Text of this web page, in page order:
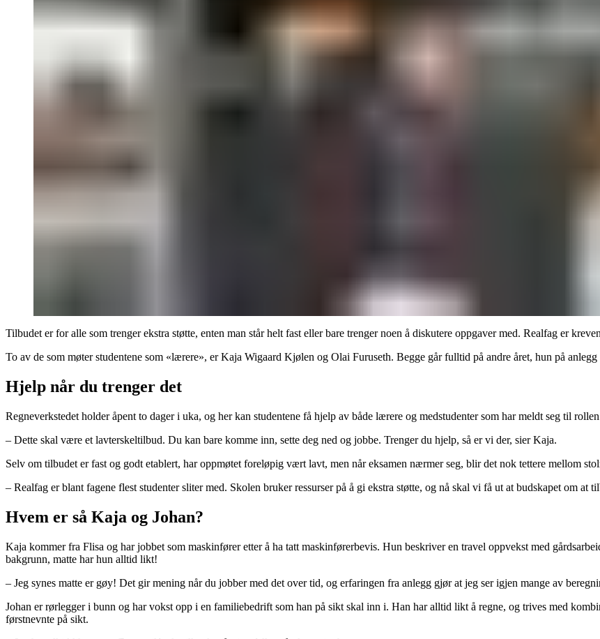
Tilbudet er for alle som trenger ekstra støtte, enten man står helt fast eller bare trenger noen å diskutere oppgaver med. Realfag er
To av de som møter studentene som «lærere», er Kaja Wigaard Kjølen og Olai Furuseth. Begge går fulltid på andre året, hun på
Hjelp når du trenger det
Regneverkstedet holder åpent to dager i uka, og her kan studentene få hjelp av både lærere og medstudenter som har meldt seg til
– Dette skal være et lavterskeltilbud. Du kan bare komme inn, sette deg ned og jobbe. Trenger du hjelp, så er vi der, sier Kaja.
Selv om tilbudet er fast og godt etablert, har oppmøtet foreløpig vært lavt, men når eksamen nærmer seg, blir det nok tettere mellom
– Realfag er blant fagene flest studenter sliter med. Skolen bruker ressurser på å gi ekstra støtte, og nå skal vi få ut at budskapet om at
Hvem er så Kaja og Johan?
Kaja kommer fra Flisa og har jobbet som maskinfører etter å ha tatt maskinførerbevis. Hun beskriver en travel oppvekst med
bakgrunn, matte har hun alltid likt!
– Jeg synes matte er gøy! Det gir mening når du jobber med det over tid, og erfaringen fra anlegg gjør at jeg ser igjen mange av
Johan er rørlegger i bunn og har vokst opp i en familiebedrift som han på sikt skal inn i. Han har alltid likt å regne, og trives med
førstnevnte på sikt.